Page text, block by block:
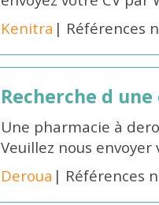
Kenitra | Références
Recherche d
Une pharmacie à
Veuillez nous envoyer
Deroua | Références